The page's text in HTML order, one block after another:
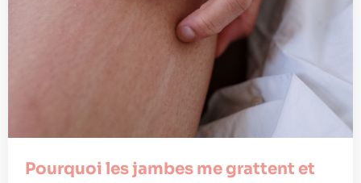
Pourquoi les jambes me grattent et